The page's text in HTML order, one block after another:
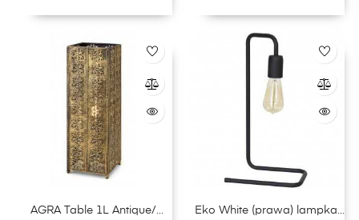
AGRA Table 1L Antique/
Eko White (prawa) lampka